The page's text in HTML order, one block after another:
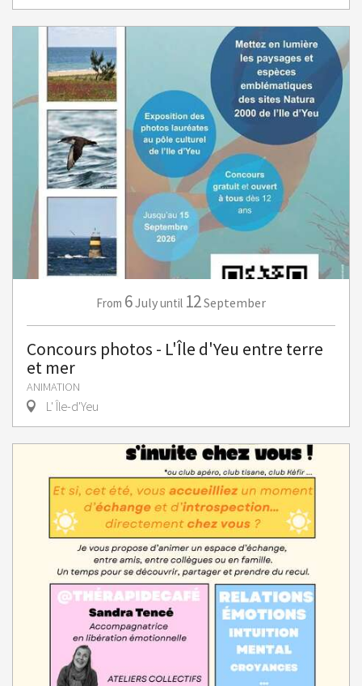
From 6Julyuntil 12September
Concours photos - L'Île d'Yeu entre terre
et mer
ANIMATION
L' Île-d'Yeu